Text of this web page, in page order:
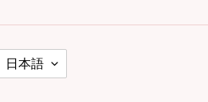
日本語